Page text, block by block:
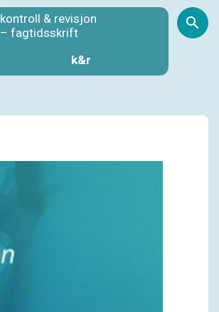
kontroll & revisjon
– fagtidsskrift
k&r